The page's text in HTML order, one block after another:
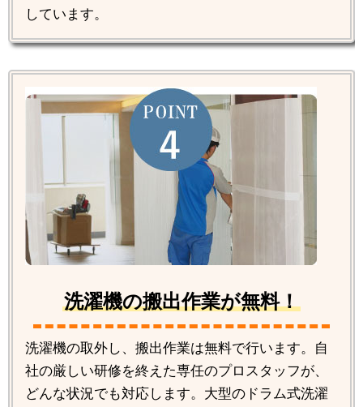
しています。
洗濯機の搬出作業が無料！
洗濯機の取外し、搬出作業は無料で行います。自
社の厳しい研修を終えた専任のプロスタッフが、
どんな状況でも対応します。大型のドラム式洗濯